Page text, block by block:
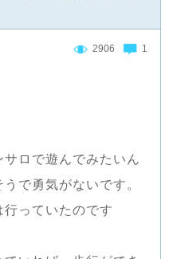
2906 1
ロで遊んでみたいん
で勇気がないです。
行っていたのです